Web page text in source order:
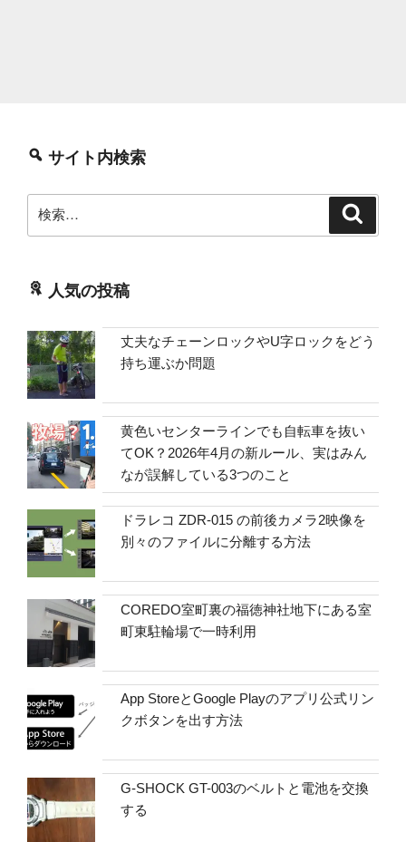
サイト内検索
索:
人気の投稿
丈夫なチェーンロックやU字ロックをどう
持ち運ぶか問題
黄色いセンターラインでも自転車を抜い
てOK？2026年4月の新ルール、実はみん
なが誤解している3つのこと
ドラレコ ZDR-015 の前後カメラ2映像を
別々のファイルに分離する方法
COREDO室町裏の福徳神社地下にある室
町東駐輪場で一時利用
App StoreとGoogle Playのアプリ公式リン
クボタンを出す方法
G-SHOCK GT-003のベルトと電池を交換
する